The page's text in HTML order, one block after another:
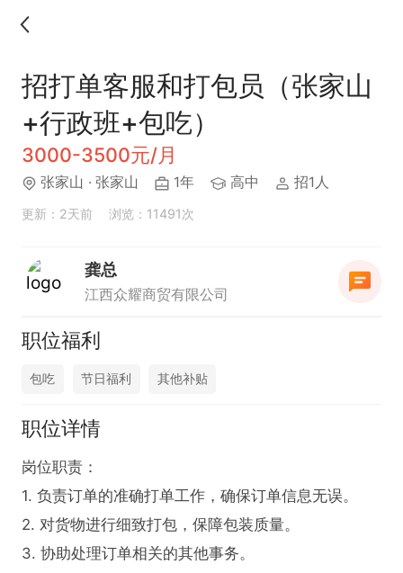
招打单客服和打包员（张家山
+行政班+包吃）
3000-3500元/月
张家山 · 张家山 1年 高中 招1人
更新：2天前 浏览：11491次
龚总
江西众耀商贸有限公司
职位福利
包吃 节日福利 其他补贴
职位详情
岗位职责：
1. 负责订单的准确打单工作，确保订单信息无误。
2. 对货物进行细致打包，保障包装质量。
3. 协助处理订单相关的其他事务。